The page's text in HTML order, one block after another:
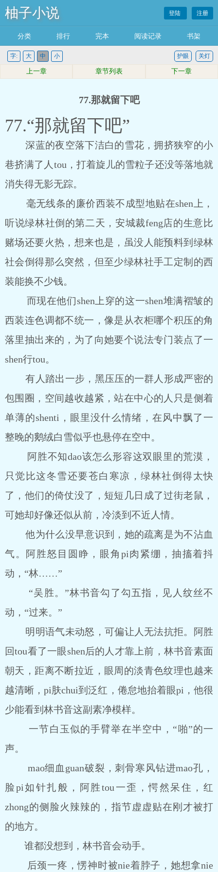
柚子小说 登陆 注册
分类 排行 完本 阅读记录 书架
字: 大 中 小 关灯
护眼
上一章 章节列表 下一章
77.那就留下吧
77.“那就留下吧”
深蓝的夜空落下洁白的雪花，拥挤狭窄的小
巷挤满了人tou，打着旋儿的雪粒子还没等落地就
消失得无影无踪。
毫无线条的廉价西装不成型地贴在shen上，
听说绿林社倒的第二天，安城裁feng店的生意比
赌场还要火热，想来也是，虽没人能预料到绿林
社会倒得那么突然，但至少绿林社手工定制的西
装能换不少钱。
而现在他们shen上穿的这一shen堆满褶皱的
西装连色调都不统一，像是从衣柜哪个积压的角
落里抽出来的，为了向她要个说法专门装点了一
shen行tou。
有人踏出一步，黑压压的一群人形成严密的
包围圈，空间越收越紧，站在中心的人只是侧着
单薄的shenti，眼里没什么情绪，在风中飘了一
整晚的鹅绒白雪似乎也悬停在空中。
阿胜不知dao该怎么形容这双眼里的荒漠，
只觉比这冬雪还要苍白寒凉，绿林社倒得太快
了，他们的倚仗没了，短短几日成了过街老鼠，
可她却好像还似从前，冷淡到不近人情。
他为什么没早意识到，她的疏离是为不沾血
气。阿胜怒目圆睁，眼角pi肉紧绷，抽搐着抖
动，“林……”
“吴胜。”林书音勾了勾五指，见人纹丝不
动，“过来。”
明明语气未动怒，可偏让人无法抗拒。阿胜
回tou看了一眼shen后的人才靠上前，林书音素面
朝天，距离不断拉近，眼周的淡青色纹理也越来
越清晰，pi肤chui到泛红，倦怠地抬着眼pi，他很
少能看到林书音这副素净模样。
一节白玉似的手臂举在半空中，“啪”的一
声。
mao细血guan破裂，刺骨寒风钻进mao孔，
脸pi如针扎般，阿胜tou一歪，愕然呆住，红
zhong的侧脸火辣辣的，指节虚虚贴在刚才被打
的地方。
谁都没想到，林书音会动手。
后颈一疼，愣神时被nie着脖子，她想拿nie